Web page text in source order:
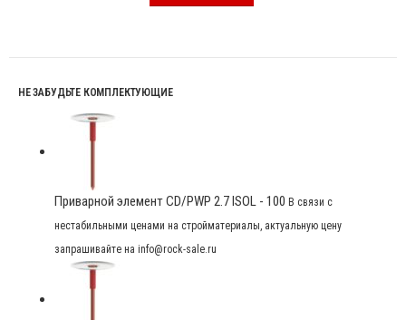
НЕ ЗАБУДЬТЕ КОМПЛЕКТУЮЩИЕ
Приварной элемент CD/PWP 2.7 ISOL - 100 В связи с
нестабильными ценами на стройматериалы, актуальную цену
запрашивайте на info@rock-sale.ru